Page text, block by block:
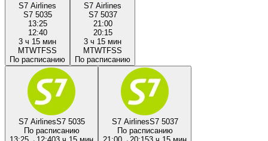
S7 Airlines
S7 5035
13:25
12:40
3 ч 15 мин
MTWTFSS
По расписанию
S7 Airlines
S7 5037
21:00
20:15
3 ч 15 мин
MTWTFSS
По расписанию
S7 AirlinesS7 5035
По расписанию
13:25 → 12:403 ч 15 мин
S7 AirlinesS7 5037
По расписанию
21:00 → 20:153 ч 15 мин